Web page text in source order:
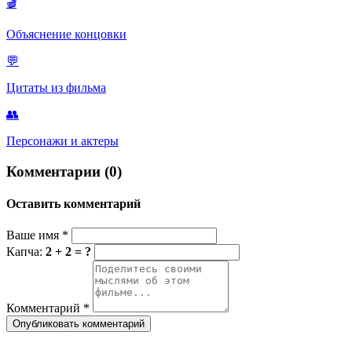
показа этой Голгофы невозможно понять радость и свет
🎬
Объяснение концовки
💬
Цитаты из фильма
👥
Персонажи и актеры
Комментарии (0)
Оставить комментарий
Ваше имя *
Капча: 2 + 2 = ?
Комментарий *
Опубликовать комментарий